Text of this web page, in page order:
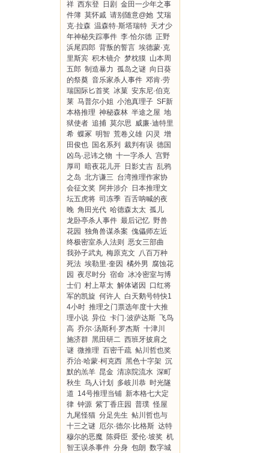
祥 西东登 日剧 金田一少年之事
件簿 莫怀戚 请别随意@她 艾瑞
克·拉森 温森特·斯塔瑞特 天才少
年神秘失踪事件 李·恰尔德 正野
浜尾四郎 背叛的誓言 埃德蒙·克
里斯宾 积木镜介 梦枕獏 山本周
五郎 制造暴力 孤岛之谜 向日葵
的祭奠 音乐家杀人事件 邓肯·劳
瑞国际匕首奖 冰菓 安东尼·伯克
莱 马普尔小姐 小池真理子 SF新
本格推理 神秘森林 半途之屋 地
狱使者 追捕 莫尔思 威廉·迪特里
希 蝶冢 明智 荒卷义雄 闪灵 增
田俊也 国名系列 裁判有误 德国
凶鸟·忌讳之物 十一字杀人 宫野
厚司
暗夜花儿开 日影丈吉 乱鸦
之岛 北方谦三 台湾推理作家协
会征文奖 阿井涉介 日本推理文
坛五虎将 司冻季 百舌呐喊的夜
晚 角田光代 哈德森太太 孤儿
龙卧亭杀人事件 最后记忆 野兽
花园 独角兽谋杀案 傀儡师左近
终极密室杀人法则
恶女三部曲
我孙子武丸 梅原克文 八百万种
死法 埃勒里·奎因 橘外男 腐蚀花
园 夜尽时分 宿命 冰冷密室与博
士们 村上草太 解体诸因
口红将
军的凯旋 何许人
白天鹅号特快1
4小时 推理之门票选年度十大推
理小说 异位 卡门·波萨达斯 飞鸟
高 乔尔·汤斯利·罗杰斯 十津川
施济群 黑田研二 西班牙披肩之
谜 微推理 百密千疏 鲇川哲也奖
乔治·哈蒙·柯克西 黑色十字架 沉
默的羔羊 昆金 清凉院流水 深町
秋生 鸟人计划 多岐川恭 时光隧
道 14号推理当铺 新本格七大定
律 钟源 紫丁香庄园 普璞 怪屋
九尾怪猫 分足先生 鲇川哲也与
十三之谜 厄尔·德尔·比格斯 达特
穆尔的恶魔 陈舜臣 爱伦·坡奖 机
智王误杀事件 分身 包朗 数字城